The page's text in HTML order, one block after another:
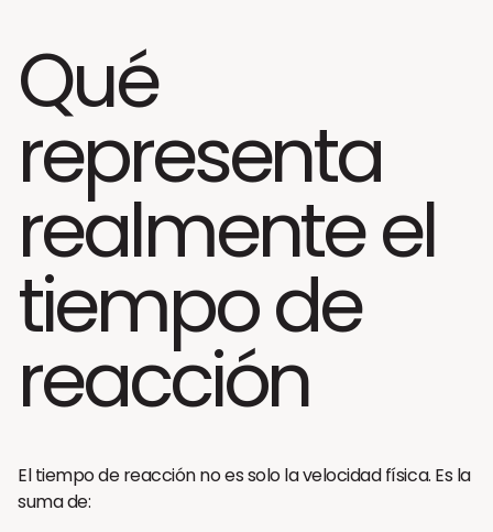
Qué
representa
realmente el
tiempo de
reacción
El tiempo de reacción no es solo la velocidad física. Es la
suma de: